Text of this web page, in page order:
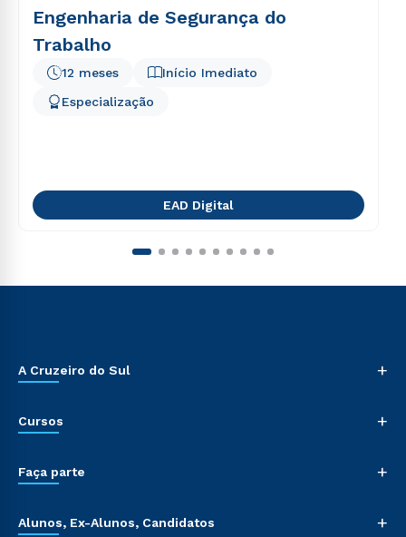
Engenharia de Segurança do
Trabalho
Início Imediato
12 meses
Especialização
EAD Digital
A Cruzeiro do Sul +
Cursos +
Faça parte +
Alunos, Ex-Alunos, Candidatos +